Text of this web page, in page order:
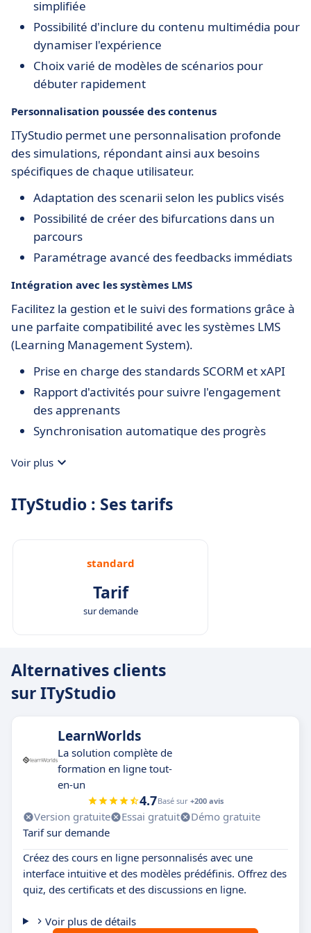
simplifiée
Possibilité d'inclure du contenu multimédia pour
dynamiser l'expérience
Choix varié de modèles de scénarios pour
débuter rapidement
Personnalisation poussée des contenus
ITyStudio permet une personnalisation profonde
des simulations, répondant ainsi aux besoins
spécifiques de chaque utilisateur.
Adaptation des scenarii selon les publics visés
Possibilité de créer des bifurcations dans un
parcours
Paramétrage avancé des feedbacks immédiats
Intégration avec les systèmes LMS
Facilitez la gestion et le suivi des formations grâce à
une parfaite compatibilité avec les systèmes LMS
(Learning Management System).
Prise en charge des standards SCORM et xAPI
Rapport d'activités pour suivre l'engagement
des apprenants
Synchronisation automatique des progrès
Voir plus
ITyStudio : Ses tarifs
standard
Tarif
sur demande
Alternatives clients
sur ITyStudio
LearnWorlds
La solution complète de
formation en ligne tout-
en-un
4.7Basé sur +200 avis
Version gratuite Essai gratuit
Démo gratuite
Tarif sur demande
Créez des cours en ligne personnalisés avec une
interface intuitive et des modèles prédéfinis. Offrez des
quiz, des certificats et des discussions en ligne.
Voir plus de détails